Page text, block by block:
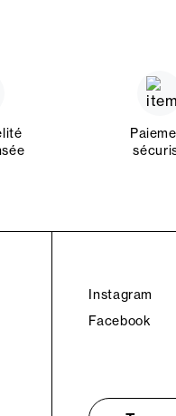
Instagram
Facebook